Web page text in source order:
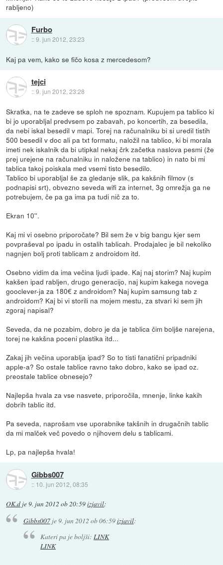
rabljeno)
Furbo
::9. jun 2012, 23:23
Kaj pa vem, kako se fičo kosa z mercedesom?
tejci
::9. jun 2012, 23:28
Skratka, na te zadeve se sploh ne spoznam. Kupujem pa tablico ki
bi jo uporabljal predvsem po zabavah, po koncertih, za besedila,
da nebi iskal besedil v mapi. Torej na računalniku bi si uredil tistih
500 besedil v doc ali pa txt formatu, naložil na tablico, ki bi morala
imeti nek iskalnik da bi utipkal nekaj črk začetka naslova pesmi (že
prej urejene na računalniku in naložene na tablico) in nato bi mi
tablica takoj poiskala med vsemi tisto besedilo.
Tablico bi uporabljal še za gledanje slik, pa kakšnih filmov (s
podnapisi srt), obvezno seveda wifi za internet, 3g omrežja ga ne
potrebujem, če pa ga ima pa tudi nič za to.
Ekran 10''.
Kaj mi vi osebno priporočate? Bil sem že v big bangu kjer sem
povpraševal po ipadu in ostalih tablicah. Prodajalec je bil nekoliko
nagnjen bolj proti tablicam z androidom itd.
Osebno vidim da ima večina ljudi ipade. Kaj naj storim? Naj kupim
kakšen ipad rabljen, drugo generacijo, naj kupim kakega novega
gooclever-ja za 180€ z androidom? Naj kupim samsung tab z
androidom? Kaj bi vi storili na mojem mestu, za stvari ki sem jih
zgoraj napisal?
Seveda, da ne pozabim, dobro je da je tablica čim boljše narejena,
torej ne kakšna poceni plastika itd...
Zakaj jih večina uporablja ipad? So to tisti fanatični pripadniki
apple-a? So ostale tablice ravno tako dobro, kako se ipad oz.
preostale tablice obnesejo?
Najlepša hvala za vse nasvete, priporočila, mnenje, linke kakih
dobrih tablic itd.
Pa seveda, naprošam vse uporabnike takšnih in drugačnih tablic
da mi malček več povedo o njihovem delu s tablicami.
Lp, pa najlepša hvala!
Gibbs007
:: 10. jun 2012, 08:35
OK.d je9. jun 2012 ob 20:59izjavil:
Gibbs007je 9. jun 2012 ob 06:59izjavil:
Kateri pa je boljši:LINK
LINK